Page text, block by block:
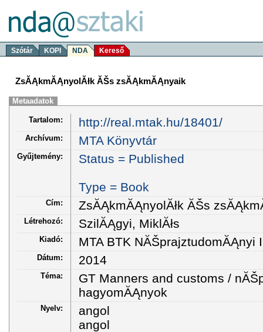
Szótár KOPI NDA Kereső
ZsĂĄkmĂĄnyolĂłk ĂŠs zsĂĄkmĂĄnyaik
Metaadatok
Tartalom: http://real.mtak.hu/18401/
Archívum: MTA Könyvtár
Gyűjtemény: Status = Published
Type = Book
Cím: ZsĂĄkmĂĄnyolĂłk ĂŠs
Létrehozó: SzilĂĄgyi, MiklĂłs
Kiadó: MTA BTK NĂŠprajztudomĂĄnyi
Dátum: 2014
Téma:
GT Manners and customs /
hagyomĂĄnyok
Nyelv:
angol
angol